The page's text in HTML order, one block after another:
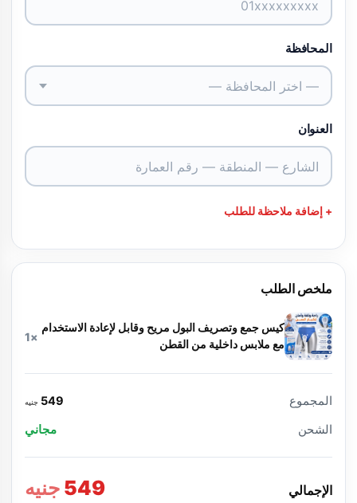
المحافظة
— اختر المحافظة —
العنوان
+ إضافة ملاحظة للطلب
ملخص الطلب
كيس جمع وتصريف البول مريح وقابل لإعادة الاستخدام
مع ملابس داخلية من القطن
×1
المجموع 549 جنيه
الشحن مجاني
الإجمالي 549 جنيه